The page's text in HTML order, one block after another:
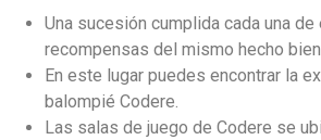
Una sucesión cumplida cada una
recompensas del mismo hecho
En este lugar puedes encontrar la
balompié Codere.
Las salas de juego de Codere se